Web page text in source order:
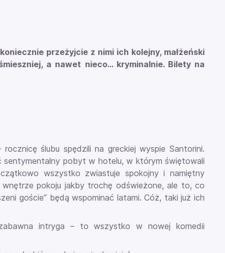
przeżyjcie z nimi ich kolejny, małżeński
a nawet nieco... kryminalnie. Bilety na
ślubu spędzili na greckiej wyspie Santorini.
sentymentalny pobyt w hotelu, w którym świętowali
wszystko zwiastuje spokojny i namiętny
pokoju jakby trochę odświeżone, ale to, co
goście” będą wspominać latami. Cóż, taki już ich
intryga – to wszystko w nowej komedii